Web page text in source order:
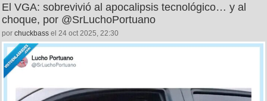
El VGA: sobrevivió al apocalipsis tecnológico… y al
choque, por @SrLuchoPortuano
por chuckbass el 24 oct 2025, 22:30